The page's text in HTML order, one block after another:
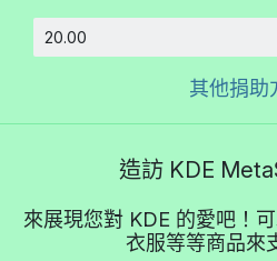
其他捐助
造訪 KDE
來展現您對 KDE 的愛吧！
衣服等等商品來